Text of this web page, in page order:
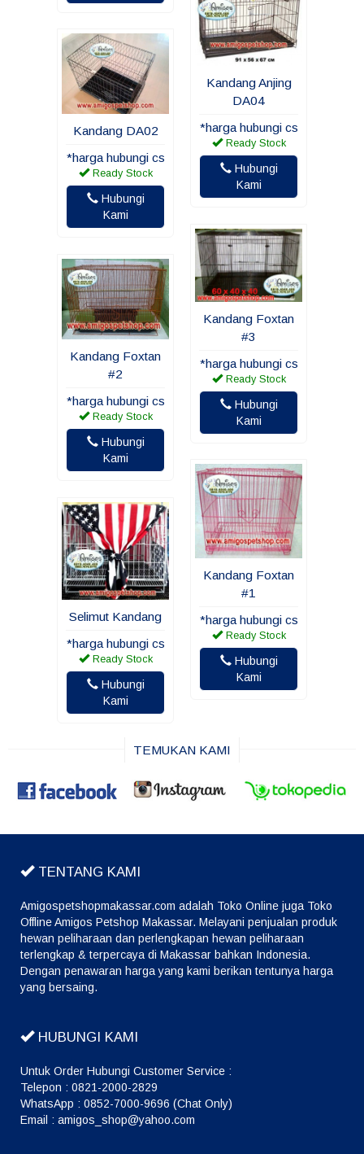
Kandang Anjing
DA04
*harga hubungi cs
Ready Stock
Hubungi
Kami
Kandang DA02
*harga hubungi cs
Ready Stock
Hubungi
Kami
Kandang Foxtan
#3
*harga hubungi cs
Ready Stock
Hubungi
Kami
Kandang Foxtan
#2
*harga hubungi cs
Ready Stock
Hubungi
Kami
Kandang Foxtan
#1
*harga hubungi cs
Ready Stock
Hubungi
Kami
Selimut Kandang
*harga hubungi cs
Ready Stock
Hubungi
Kami
TEMUKAN KAMI
TENTANG KAMI
Amigospetshopmakassar.com adalah Toko Online juga Toko
Offline Amigos Petshop Makassar. Melayani penjualan produk
hewan peliharaan dan perlengkapan hewan peliharaan
terlengkap & terpercaya di Makassar bahkan Indonesia.
Dengan penawaran harga yang kami berikan tentunya harga
yang bersaing.
HUBUNGI KAMI
Untuk Order Hubungi Customer Service :
Telepon : 0821-2000-2829
WhatsApp : 0852-7000-9696 (Chat Only)
Email : amigos_shop@yahoo.com